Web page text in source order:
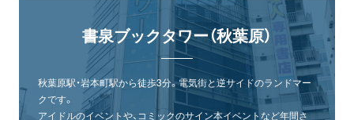
書泉ブックタワー（秋葉原）
秋葉原駅・岩本町駅から徒歩3分。電気街と逆サイドのランドマー
クです。
アイドルのイベントや、コミックのサイン本イベントなど年間さ